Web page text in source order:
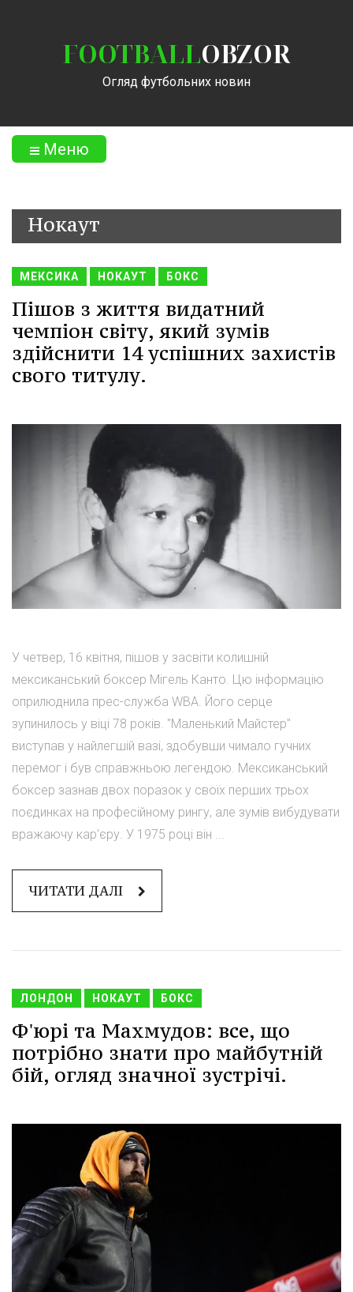
FOOTBALLOBZOR
Огляд футбольних новин
Меню
Нокаут
МЕКСИКА НОКАУТ БОКС
Пішов з життя видатний
чемпіон світу, який зумів
здійснити 14 успішних захистів
свого титулу.
У четвер, 16 квітня, пішов у засвіти колишній
мексиканський боксер Мігель Канто. Цю інформацію
оприлюднила прес-служба WBA. Його серце
зупинилось у віці 78 років. "Маленький Майстер"
виступав у найлегшій вазі, здобувши чимало гучних
перемог і був справжньою легендою. Мексиканський
боксер зазнав двох поразок у своїх перших трьох
поєдинках на професійному рингу, але зумів вибудувати
вражаючу кар'єру. У 1975 році він ...
ЧИТАТИ ДАЛІ
ЛОНДОН НОКАУТ БОКС
Ф'юрі та Махмудов: все, що
потрібно знати про майбутній
бій, огляд значної зустрічі.